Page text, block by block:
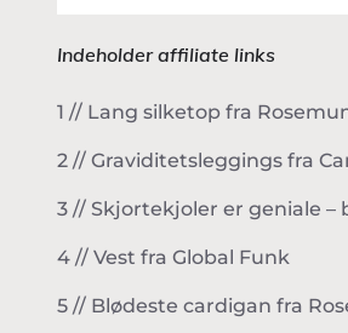
Indeholder affiliate links
1 // Lang silketop fra
2 // Graviditetsleggings fra
3 // Skjortekjoler er geniale –
4 // Vest fra Global Funk
5 // Blødeste cardigan fra